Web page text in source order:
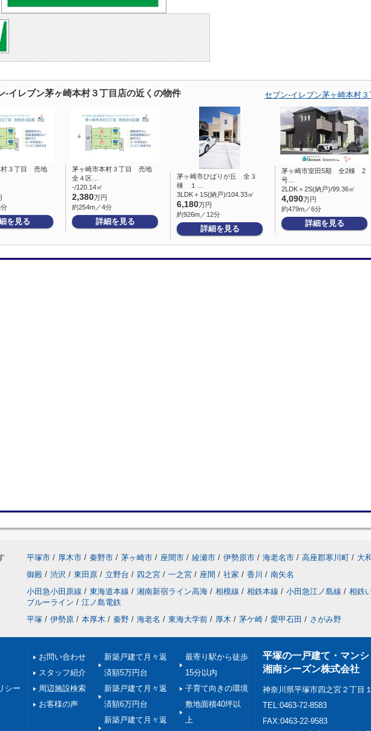
-イレブン茅ヶ崎本村３丁目店の近くの物件 セブン-イレブン茅ヶ崎本村
村３丁目 売地
を見る
茅ヶ崎市本村３丁目 売地
全４区…
-/120.14㎡
2,380万円
約254m／4分
詳細を見る
茅ヶ崎市ひばりが丘 全３
棟 １…
3LDK＋1S(納戸)/104.33㎡
6,180万円
約926m／12分
詳細を見る
茅ヶ崎市室田5期 全2棟 2
号…
2LDK＋2S(納戸)/99.36㎡
4,090万円
約479m／6分
詳細を見る
平塚市 / 厚木市 / 秦野市 / 茅ヶ崎市 / 座間市 / 綾瀬市 / 伊勢原市 / 海老名市 / 高座郡寒川町 / 大
御殿 / 渋沢 / 東田原 / 立野台 / 四之宮 / 一之宮 / 座間 / 社家 / 香川 / 南矢名
小田急小田原線 / 東海道本線 / 湘南新宿ライン高海 / 相模線 / 相鉄本線 / 小田急江ノ島線 / 相鉄
ブルーライン / 江ノ島電鉄
平塚 / 伊勢原 / 本厚木 / 秦野 / 海老名 / 東海大学前 / 厚木 / 茅ケ崎 / 愛甲石田 / さがみ野
シー
お問い合わせ
スタッフ紹介
周辺施設検索
お客様の声
新築戸建て月々返
済額5万円台
新築戸建て月々返
済額6万円台
新築戸建て月々返
最寄り駅から徒歩
15分以内
子育て向きの環境
敷地面積40坪以
上
平塚の一戸建て・マンシ
湘南シーズン株式会社
神奈川県平塚市四之宮２丁目
TEL:0463-72-8583
FAX:0463-22-9583